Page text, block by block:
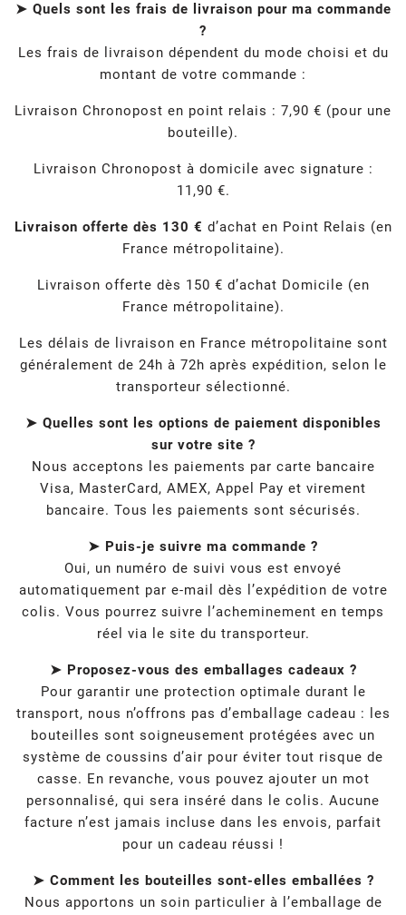
➤ Quels sont les frais de livraison pour ma commande
?
Les frais de livraison dépendent du mode choisi et du
montant de votre commande :
Livraison Chronopost en point relais : 7,90 € (pour une
bouteille).
Livraison Chronopost à domicile avec signature :
11,90 €.
Livraison offerte dès 130 € d’achat en Point Relais (en
France métropolitaine).
Livraison offerte dès 150 € d’achat Domicile (en
France métropolitaine).
Les délais de livraison en France métropolitaine sont
généralement de 24h à 72h après expédition, selon le
transporteur sélectionné.
➤ Quelles sont les options de paiement disponibles
sur votre site ?
Nous acceptons les paiements par carte bancaire
Visa, MasterCard, AMEX, Appel Pay et virement
bancaire. Tous les paiements sont sécurisés.
➤ Puis-je suivre ma commande ?
Oui, un numéro de suivi vous est envoyé
automatiquement par e-mail dès l’expédition de votre
colis. Vous pourrez suivre l’acheminement en temps
réel via le site du transporteur.
➤ Proposez-vous des emballages cadeaux ?
Pour garantir une protection optimale durant le
transport, nous n’offrons pas d’emballage cadeau : les
bouteilles sont soigneusement protégées avec un
système de coussins d’air pour éviter tout risque de
casse. En revanche, vous pouvez ajouter un mot
personnalisé, qui sera inséré dans le colis. Aucune
facture n’est jamais incluse dans les envois, parfait
pour un cadeau réussi !
➤ Comment les bouteilles sont-elles emballées ?
Nous apportons un soin particulier à l’emballage de